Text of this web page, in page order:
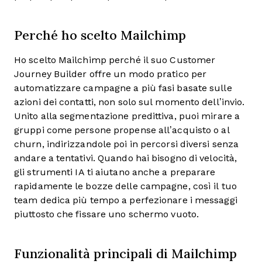
Perché ho scelto Mailchimp
Ho scelto Mailchimp perché il suo Customer
Journey Builder offre un modo pratico per
automatizzare campagne a più fasi basate sulle
azioni dei contatti, non solo sul momento dell’invio.
Unito alla segmentazione predittiva, puoi mirare a
gruppi come persone propense all’acquisto o al
churn, indirizzandole poi in percorsi diversi senza
andare a tentativi. Quando hai bisogno di velocità,
gli strumenti IA ti aiutano anche a preparare
rapidamente le bozze delle campagne, così il tuo
team dedica più tempo a perfezionare i messaggi
piuttosto che fissare uno schermo vuoto.
Funzionalità principali di Mailchimp